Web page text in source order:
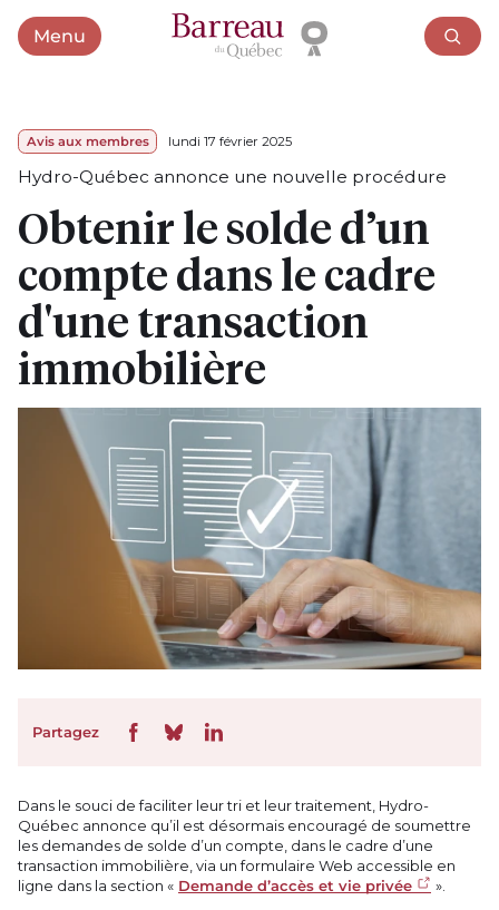
MenuOuvrir le menu
Avis aux membres lundi 17 février 2025
Hydro-Québec annonce une nouvelle procédure
Obtenir le solde d’un
compte dans le cadre
d'une transaction
immobilière
Partagez
Dans le souci de faciliter leur tri et leur traitement, Hydro-
Québec annonce qu’il est désormais encouragé de soumettre
les demandes de solde d’un compte, dans le cadre d’une
transaction immobilière, via un formulaire Web accessible en
ligne dans la section « Demande d’accès et vie privée
».